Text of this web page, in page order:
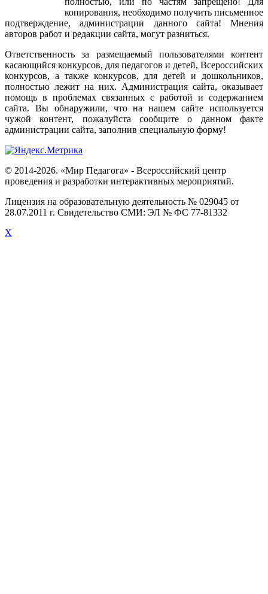
копирования, необходимо получить письменное
подтверждение,администрации данного сайта! Мнения
авторов работ и редакции сайта, могут разниться.
Ответственность
за размещаемый пользователями
контент
касающийся конкурсов, для педагогов и детей, Всероссийских
конкурсов, а также конкурсов,для детей и дошкольников,
полностью лежит на них. Администрация сайта, оказывает
помощь в проблемах связанных с работой и содержанием
сайта. Вы обнаружили, что на нашем сайте используется
чужой
контент, пожалуйста сообщите о данном
факте
администрации сайта, заполнив специальную форму!
© 2014-2026. «Мир Педагога» - Всероссийский центр
проведения и разработки интерактивных мероприятий.
Лицензия на образовательную деятельность № 029045 от
28.07.2011 г. Свидетельство СМИ: ЭЛ № ФС 77-81332
X